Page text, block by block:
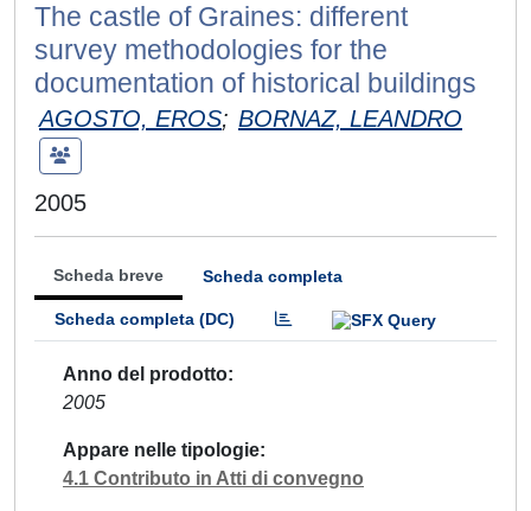
The castle of Graines: different
survey methodologies for the
documentation of historical buildings
AGOSTO, EROS; BORNAZ, LEANDRO
2005
Scheda breve Scheda completa
Scheda completa (DC)
Anno del prodotto
2005
Appare nelle tipologie
4.1 Contributo in Atti di convegno